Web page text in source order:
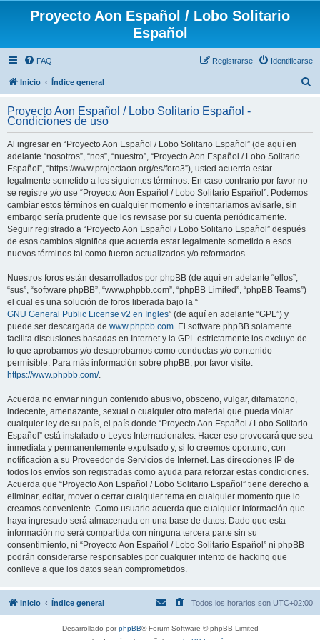
Proyecto Aon Español / Lobo Solitario
Español
FAQ Identificarse
Registrarse
Inicio Índice general
c
Proyecto Aon Español / Lobo Solitario Español -
Condiciones de uso
Al ingresar en “Proyecto Aon Español / Lobo Solitario Español” (de aquí en
adelante “nosotros”, “nos”, “nuestro”, “Proyecto Aon Español / Lobo Solitario
Español”, “https://www.projectaon.org/es/foro3”), usted acuerda estar
legalmente sometido a los siguientes términos. En caso contrario por favor no
se registre y/o use “Proyecto Aon Español / Lobo Solitario Español”. Podemos
cambiar estos términos en cualquier momento e intentaríamos avisarle, sin
embargo sería prudente que los revisase por su cuenta periódicamente.
Seguir registrado a “Proyecto Aon Español / Lobo Solitario Español” después
de esos cambios significa que acuerda estar legalmente sometido a esos
nuevos términos tal como fueron actualizados y/o reformados.
Nuestros foros están desarrollados por phpBB (de aquí en adelante “ellos”,
“sus”, “software phpBB”, “www.phpbb.com”, “phpBB Limited”, “phpBB Teams”)
el cual es una solución de foros liberada bajo la “
GNU General Public License v2 en Ingles” (de aquí en adelante “GPL”) y
puede ser descargada de www.phpbb.com. El software phpBB solamente
facilita discusiones basadas en Internet y la GPL estrictamente los excluye de
lo que aprobamos y/o desaprobamos como conductas y/o contenido
permisible. Para más información sobre phpBB, por favor visite:
https://www.phpbb.com/.
Acuerda no enviar ningun contenido abusivo, obsceno, vulgar, difamatorio,
indecente, amenazante, sexual o cualquier otro material que pueda violar
cualquier ley de su país, el país donde “Proyecto Aon Español / Lobo Solitario
Español” está instalado o Leyes Internacionales. Hacer eso provocará que sea
inmediata y permanentemente expulsado y, si lo creemos oportuno, con
notificación a su Proveedor de Servicios de Internet. Las direcciones IP de
todos los envíos son registradas como ayuda para reforzar estas condiciones.
Acuerda que “Proyecto Aon Español / Lobo Solitario Español” tiene derecho a
eliminar, editar, mover o cerrar cualquier tema en cualquier momento que lo
creamos conveniente. Como usuario acuerda que cualquier información que
haya ingresado será almacenada en una base de datos. Dado que esta
información no será compartida con ninguna tercera parte sin su
consentimiento, ni “Proyecto Aon Español / Lobo Solitario Español” ni phpBB
podrán considerarse responsables por cualquier intento de hacking que
conlleve a que los datos sean comprometidos.
Inicio Índice general Todos los horarios son UTC+02:00
Desarrollado porphpBB® Forum Software © phpBB Limited